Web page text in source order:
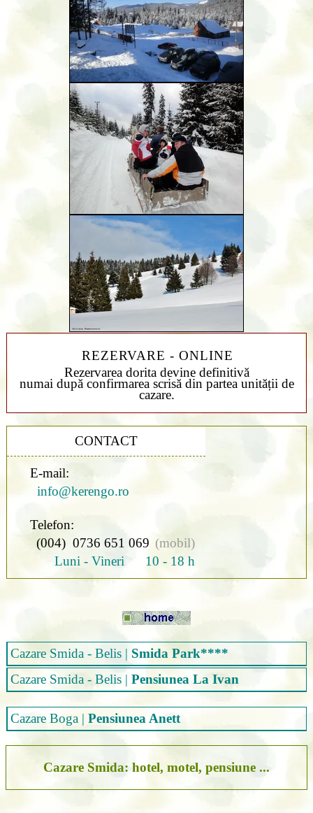
Cazare Smida - Belis | Smida Park****
Cazare Smida - Belis | Pensiunea La Ivan
Cazare Boga | Pensiunea Anett
Cazare Smida: hotel, motel, pensiune ...
REZERVARE - ONLINE
Rezervarea dorita devine definitivă
numai după confirmarea scrisă din partea unității de
cazare.
CONTACT
E-mail:
info@kerengo.ro
Telefon:
(004) 0736 651 069 (mobil)
Luni - Vineri 10 - 18 h